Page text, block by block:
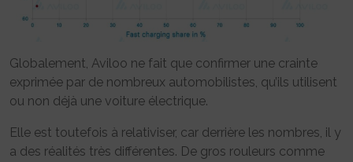
Globalement, Aviloo ne fait que confirmer une crainte
exprimée par de nombreux automobilistes, qu’ils utilisent
ou non déjà une voiture électrique.
Elle est toutefois à relativiser, car derrière les nombres, il y
a des réalités très différentes. De gros rouleurs comme